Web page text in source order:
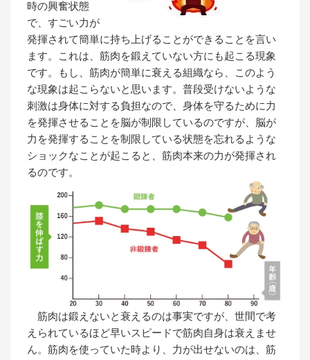
時の興奮状態
で、すごい力が
発揮されて簡単に持ち上げることができることを言い
ます。これは、筋肉を鍛えていない方にも起こる現象
です。もし、筋肉が簡単に衰える組織なら、このよう
な現象は起こらないと思います。普段受けないような
刺激は身体に対する負担なので、身体を守るために力
を発揮させることを脳が制限しているのですが、脳が
力を発揮することを制限している状態を忘れるような
ショックなことが起こると、筋肉本来の力が発揮され
るのです。
筋肉は鍛えないと衰えるのは事実ですが、世間で考
えられているほど早いスピードで筋肉自身は衰えませ
ん。筋肉を使っていた時より、力が出せないのは、筋